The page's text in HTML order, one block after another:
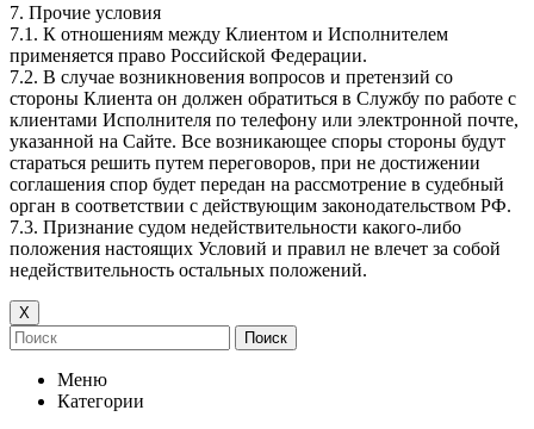
7. Прочие условия
7.1. К отношениям между Клиентом и Исполнителем
применяется право Российской Федерации.
7.2. В случае возникновения вопросов и претензий со
стороны Клиента он должен обратиться в Службу по работе с
клиентами Исполнителя по телефону или электронной почте,
указанной на Сайте. Все возникающее споры стороны будут
стараться решить путем переговоров, при не достижении
соглашения спор будет передан на рассмотрение в судебный
орган в соответствии с действующим законодательством РФ.
7.3. Признание судом недействительности какого-либо
положения настоящих Условий и правил не влечет за собой
недействительность остальных положений.
Х
Поиск
Меню
Категории